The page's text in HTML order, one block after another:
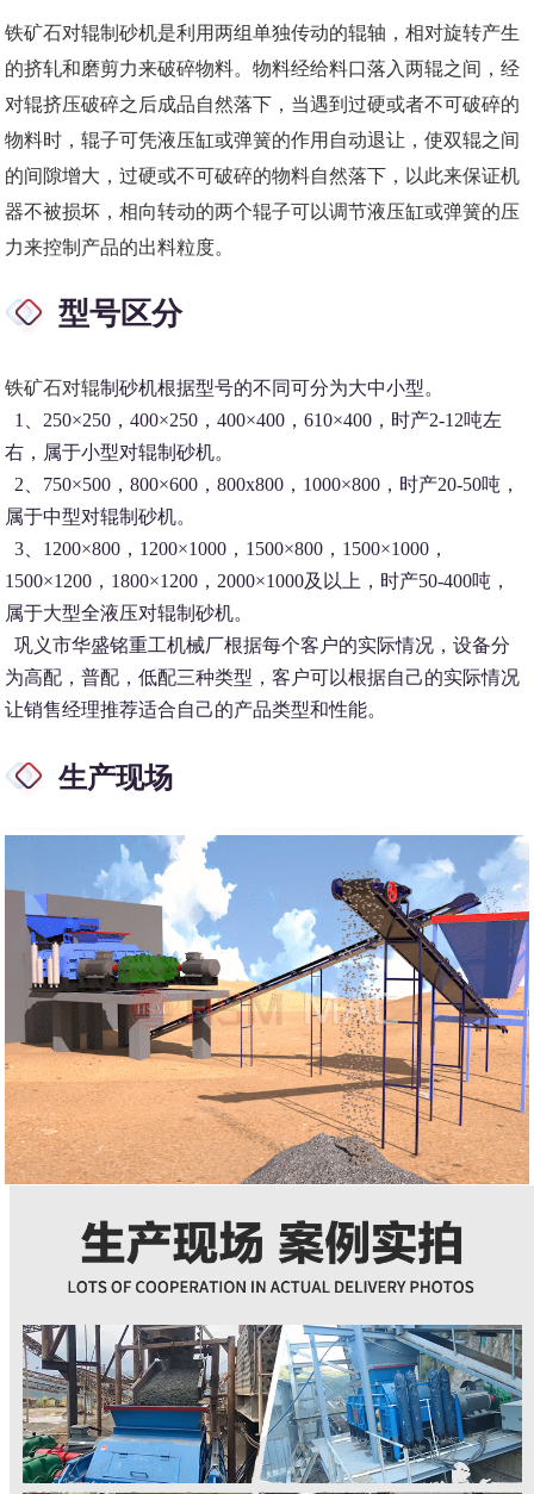
铁矿石对辊制砂机是利用两组单独传动的辊轴，相对旋转产生
的挤轧和磨剪力来破碎物料。物料经给料口落入两辊之间，经
对辊挤压破碎之后成品自然落下，当遇到过硬或者不可破碎的
物料时，辊子可凭液压缸或弹簧的作用自动退让，使双辊之间
的间隙增大，过硬或不可破碎的物料自然落下，以此来保证机
器不被损坏，相向转动的两个辊子可以调节液压缸或弹簧的压
力来控制产品的出料粒度。
型号区分
铁矿石对辊制砂机根据型号的不同可分为大中小型。
1、250×250，400×250，400×400，610×400，时产2-12吨左
右，属于小型对辊制砂机。
2、750×500，800×600，800x800，1000×800，时产20-50吨，
属于中型对辊制砂机。
3、1200×800，1200×1000，1500×800，1500×1000，
1500×1200，1800×1200，2000×1000及以上，时产50-400吨，
属于大型全液压对辊制砂机。
巩义市华盛铭重工机械厂根据每个客户的实际情况，设备分
为高配，普配，低配三种类型，客户可以根据自己的实际情况
让销售经理推荐适合自己的产品类型和性能。
生产现场